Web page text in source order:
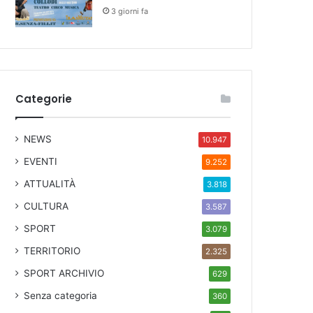
3 giorni fa
Categorie
NEWS 10.947
EVENTI 9.252
ATTUALITÀ 3.818
CULTURA 3.587
SPORT 3.079
TERRITORIO 2.325
SPORT ARCHIVIO 629
Senza categoria 360